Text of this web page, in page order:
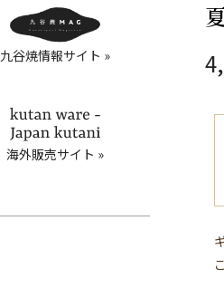
九谷焼情報サイト »
海外販売サイト »